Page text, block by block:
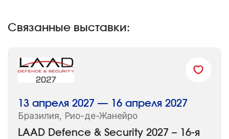
Связанные выставки:
LAAD Defence & Security 2027 – 16-я
13 апреля 2027 — 16 апреля 2027
Бразилия, Рио-де-Жанейро